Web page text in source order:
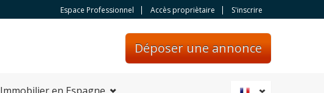
Espace Professionnel Accès propriètaire S'inscrire
Déposer une annonce